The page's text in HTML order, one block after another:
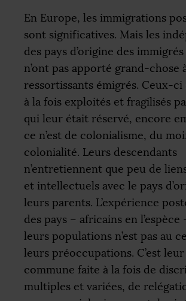
En Europe, les immigrations
sont significatives. Mais les
des pays d’origine des
n’ont pas apporté grand-chose
ressortissants émigrés. Ceux-ci
à la fois exploités et fragilisés
qui leur était réservé, encore
ce n’est de colonialisme, du
colonialité. Leurs descendants
n’entretiennent que peu de
et intellectuels avec le pays
leurs parents. L’expérience
des pays – africains en l’espèce
leurs populations n’est pas au
leurs préoccupations. C’est
commune faite à la fois de
multiples et variées, de